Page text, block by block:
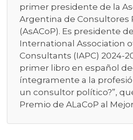
primer presidente de la
Argentina de Consultores
(AsACoP). Es presidente
International Association
Consultants (IAPC) 2024-
primer libro en español
íntegramente a la
un consultor político?”,
Premio de ALaCoP al